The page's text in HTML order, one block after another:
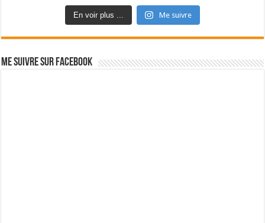
En voir plus ... Me suivre
Me suivre sur Facebook